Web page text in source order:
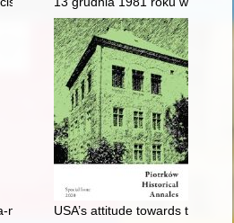
neshmah ha-yehudit : życie Żydów we
USA’s attitude towards the